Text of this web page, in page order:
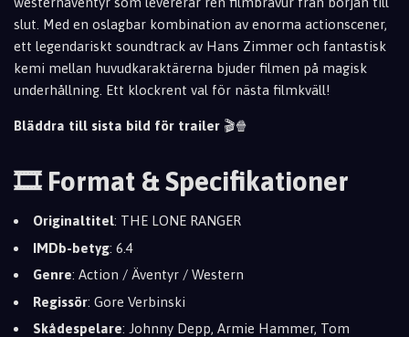
slut. Med en oslagbar kombination av enorma actionscener,
ett legendariskt soundtrack av Hans Zimmer och fantastisk
kemi mellan huvudkaraktärerna bjuder filmen på magisk
underhållning. Ett klockrent val för nästa filmkväll!
Bläddra till sista bild för trailer 🎬🍿
🎞️ Format & Specifikationer
Originaltitel: THE LONE RANGER
IMDb-betyg: 6.4
Genre: Action / Äventyr / Western
Regissör: Gore Verbinski
Skådespelare: Johnny Depp, Armie Hammer, Tom